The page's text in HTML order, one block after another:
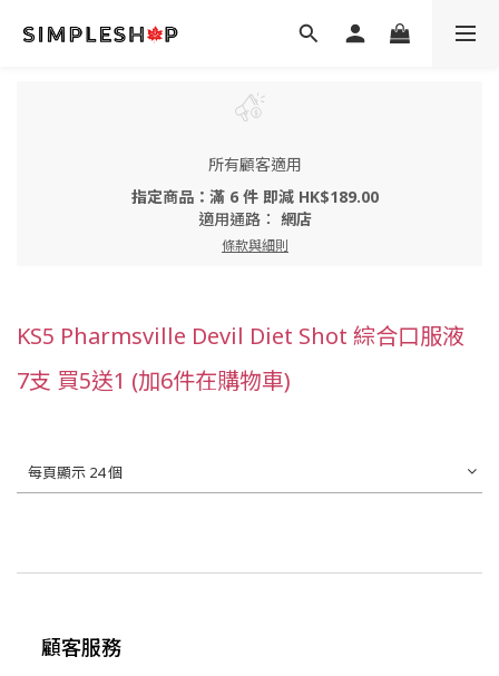
所有顧客適用
指定商品：滿 6 件 即減 HK$189.00
適用通路： 網店
條款與細則
KS5 Pharmsville Devil Diet Shot 綜合口服液
7支 買5送1 (加6件在購物車)
每頁顯示 24 個
顧客服務